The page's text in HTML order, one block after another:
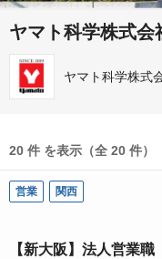
ヤマト科学株式
ヤマト科学株式
20 件 を表示（全 20 件）
営業 関西
【新大阪】法人営業